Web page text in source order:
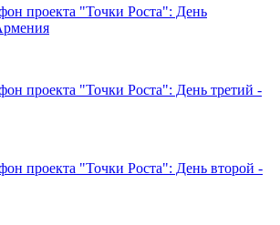
проекта "Точки Роста": День
проекта "Точки Роста": День третий -
проекта "Точки Роста": День второй -